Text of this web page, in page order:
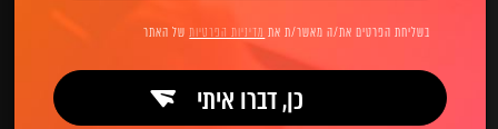
בשליחת הפרטים את/ה מאשר/ת את מדיניות הפרטיותשל האתר
כן, דברו איתי